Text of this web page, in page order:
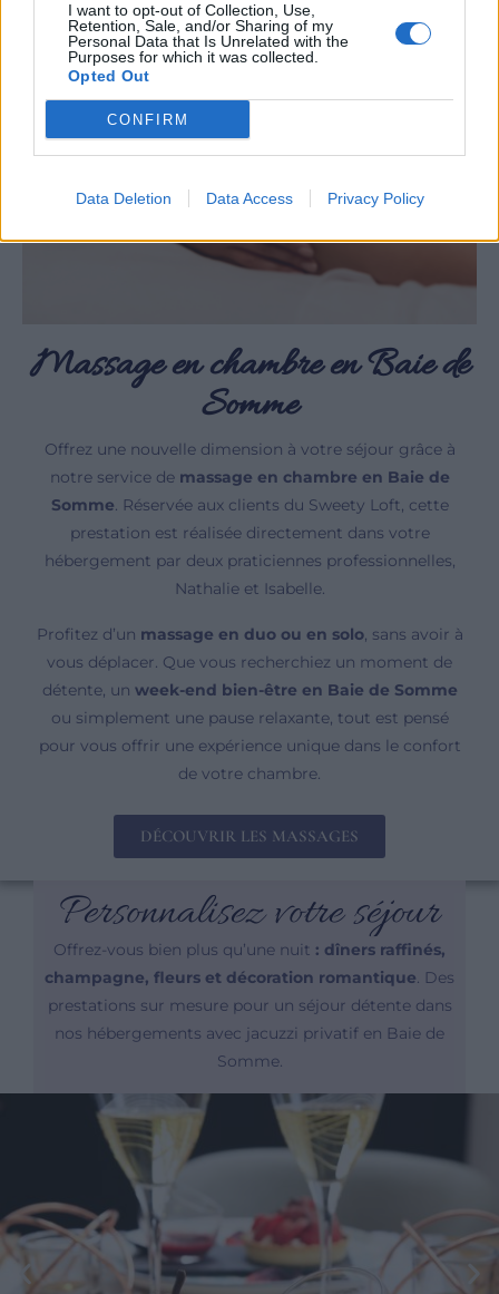
I want to opt-out of Collection, Use,
Retention, Sale, and/or Sharing of my
Personal Data that Is Unrelated with the
Purposes for which it was collected.
Opted Out
CONFIRM
Data Deletion Data Access Privacy Policy
Massage en chambre en Baie de
Somme
Offrez une nouvelle dimension à votre séjour grâce à
notre service de massage en chambre en Baie de
Somme. Réservée aux clients du Sweety Loft, cette
prestation est réalisée directement dans votre
hébergement par deux praticiennes professionnelles,
Nathalie et Isabelle.
Profitez d’un massage en duo ou en solo, sans avoir à
vous déplacer. Que vous recherchiez un moment de
détente, un week-end bien-être en Baie de Somme
ou simplement une pause relaxante, tout est pensé
pour vous offrir une expérience unique dans le confort
de votre chambre.
DÉCOUVRIR LES MASSAGES
Personnalisez votre séjour
Offrez-vous bien plus qu’une nuit : dîners raffinés,
champagne, fleurs et décoration romantique. Des
prestations sur mesure pour un séjour détente dans
nos hébergements avec jacuzzi privatif en Baie de
Somme.